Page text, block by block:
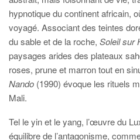
hypnotique du continent africain,
voyagé. Associant des teintes
du sable et de la roche, Soleil sur
paysages arides des plateaux
roses, prune et marron tout en
Nando (1990) évoque les rituels
Mali.
Tel le yin et le yang, l’œuvre du
équilibre de l’antagonisme,